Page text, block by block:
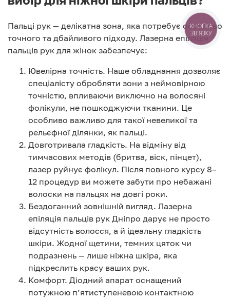
Пальці рук — делікатна зона, яка потребує особливо
точного та дбайливого підходу. Лазерна епіляція
пальців рук для жінок забезпечує:
Ювелірна точність. Наше обладнання дозволяє
спеціалісту обробляти зони з неймовірною
точністю, впливаючи виключно на волосяні
фолікули, не пошкоджуючи тканини. Це
особливо важливо для такої невеликої та
рельєфної ділянки, як пальці.
Довготривала гладкість. На відміну від
тимчасових методів (бритва, віск, пінцет),
лазер руйнує фолікул. Після повного курсу 8–
12 процедур ви можете забути про небажані
волоски на пальцях на довгі роки.
Бездоганний зовнішній вигляд. Лазерна
епіляція пальців рук Дніпро дарує не просто
відсутність волосся, а й ідеальну гладкість
шкіри. Жодної щетини, темних цяток чи
подразнень — лише ніжна шкіра, яка
підкреслить красу ваших рук.
Комфорт. Діодний апарат оснащений
потужною п’ятиступеневою контактною
КНОПКА
ЗВ'ЯЗКУ